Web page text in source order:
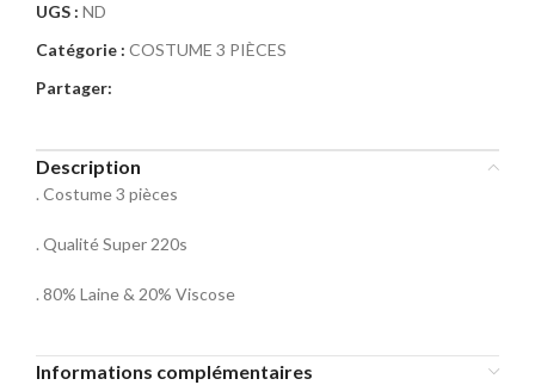
Sélectionnez la taille pour le produit
Taille Costume
46
52 54
UGS : ND
Catégorie : COSTUME 3 PIÈCES
Partager:
Description
. Costume 3 pièces
. Qualité Super 220s
. 80% Laine & 20% Viscose
Informations complémentaires